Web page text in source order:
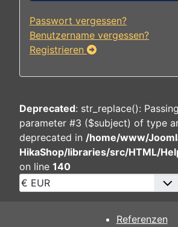
Passwort vergessen?
Benutzername vergessen?
Registrieren
Deprecated: str_replace():
parameter #3 ($subject) of type
deprecated in /home/www/
HikaShop/libraries/src/HTML/
on line 140
Referenzen